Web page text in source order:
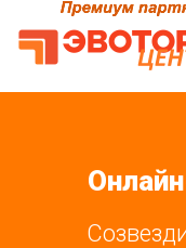
Онлайн